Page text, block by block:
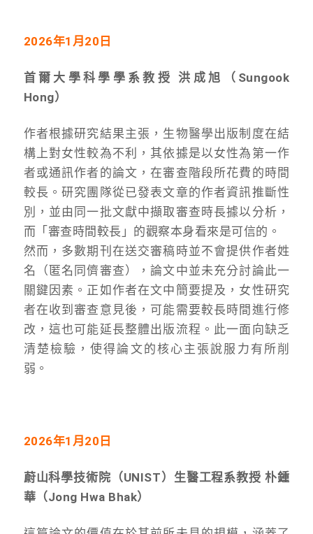
2026年1月20日
首爾大學科學學系教授 洪成旭（Sungook
Hong）
作者根據研究結果主張，生物醫學出版制度在結
構上對女性較為不利，其依據是以女性為第一作
者或通訊作者的論文，在審查階段所花費的時間
較長。研究團隊從已發表文章的作者資訊推斷性
別，並由同一批文獻中擷取審查時長據以分析，
而「審查時間較長」的觀察本身看來是可信的。
然而，多數期刊在送交審稿時並不會提供作者姓
名（匿名同儕審查），論文中並未充分討論此一
關鍵因素。正如作者在文中簡要提及，女性研究
者在收到審查意見後，可能需要較長時間進行修
改，這也可能延長整體出版流程。此一面向缺乏
清楚檢驗，使得論文的核心主張說服力有所削
弱。
2026年1月20日
蔚山科學技術院（UNIST）生醫工程系教授 朴鍾
華（Jong Hwa Bhak）